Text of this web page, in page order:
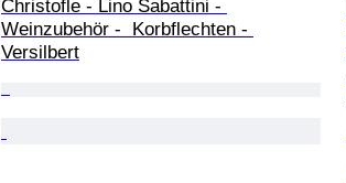
Christofle - Lino Sabattini -
Weinzubehör -  Korbflechten -
Versilbert